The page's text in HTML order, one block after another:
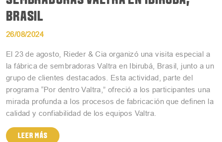
BRASIL
26/08/2024
El 23 de agosto, Rieder & Cia organizó una visita especial a
la fábrica de sembradoras Valtra en Ibirubá, Brasil, junto a un
grupo de clientes destacados. Esta actividad, parte del
programa “Por dentro Valtra,” ofreció a los participantes una
mirada profunda a los procesos de fabricación que definen la
calidad y confiabilidad de los equipos Valtra.
LEER MÁS